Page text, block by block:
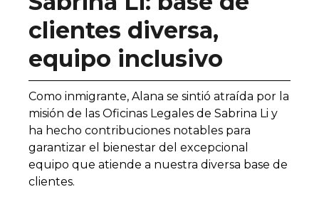
clientes diversa,
equipo inclusivo
Como inmigrante, Alana se sintió atraída por la
misión de las Oficinas Legales de Sabrina Li y
ha hecho contribuciones notables para
garantizar el bienestar del excepcional
equipo que atiende a nuestra diversa base de
clientes.